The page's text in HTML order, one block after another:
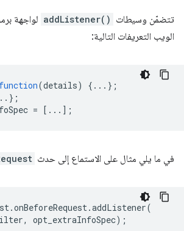
تتضمّن وسيطات addListener() لواجهة
الويب التعريفات التالية:
function(details)
{...};
= [...];
في ما يلي مثال على الاستماع إلى حدث
.onBeforeRequest.addListener(
, opt_extraInfoSpec);